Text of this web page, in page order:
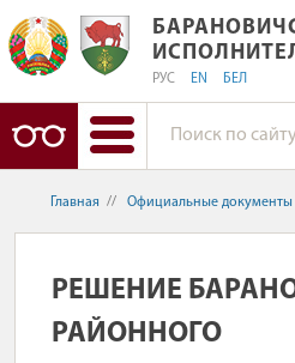
РУС EN БЕЛ
Главная // Официальные документы
РЕШЕНИЕ
РАЙОННОГО